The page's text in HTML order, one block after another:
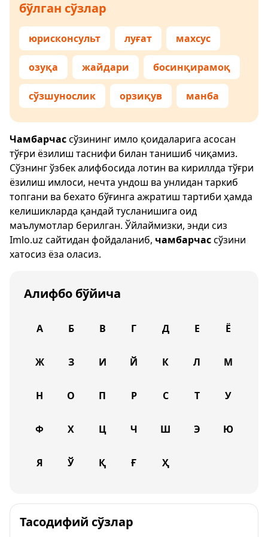
бўлган сўзлар
юрисконсульт луғат махсус
озуқа жайдари босинқирамоқ
сўзшунослик орзиқув манба
Чамбарчассўзининг имло қоидаларига асосан
тўғри ёзилиш таснифи билан танишиб чиқамиз.
Сўзнинг ўзбек алифбосида лотин ва кириллда тўғри
ёзилиш имлоси, нечта ундош ва унлидан таркиб
топгани ва бехато бўғинга ажратиш тартиби ҳамда
келишикларда қандай тусланишига оид
маълумотлар берилган. Ўйлаймизки, энди сиз
Imlo.uz сайтидан фойдаланиб, чамбарчассўзини
хатосиз ёза оласиз.
Алифбо бўйича
А Б В Г Д Е Ё
Ж З И Й К Л М
Н О П Р С Т У
Ф Х Ц Ч Ш Э Ю
Я Ў Қ Ғ Ҳ
Тасодифий сўзлар